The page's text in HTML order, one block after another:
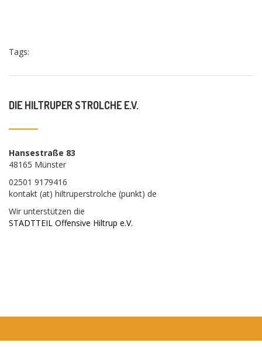
Tags:
DIE HILTRUPER STROLCHE E.V.
Hansestraße 83
48165 Münster
02501 9179416
kontakt (at) hiltruperstrolche (punkt) de
Wir unterstützen die
STADTTEIL Offensive Hiltrup e.V.